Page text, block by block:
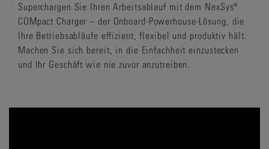
Superchargen Sie Ihren Arbeitsablauf mit dem NexSys®
COMpact Charger – der Onboard-Powerhouse-Lösung, die
Ihre Betriebsabläufe effizient, flexibel und produktiv hält.
Machen Sie sich bereit, in die Einfachheit einzustecken
und Ihr Geschäft wie nie zuvor anzutreiben.